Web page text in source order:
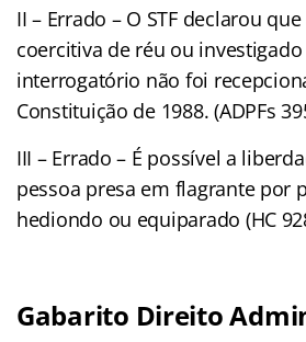
II – Errado – O STF declarou
coercitiva de réu ou
interrogatório não foi
Constituição de 1988. (ADPFs
III – Errado – É possível a
pessoa presa em flagrante por
hediondo ou equiparado (HC
Gabarito Direito